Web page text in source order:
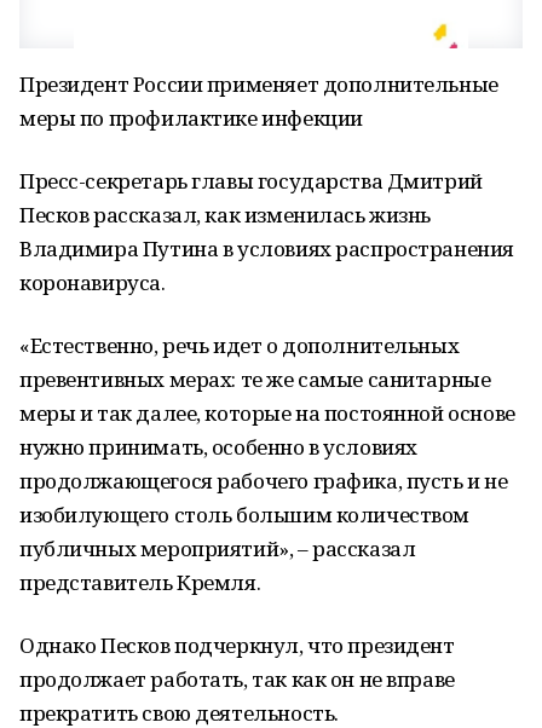
Президент России применяет дополнительные
меры по профилактике инфекции
Пресс-секретарь главы государства Дмитрий
Песков рассказал, как изменилась жизнь
Владимира Путина в условиях распространения
коронавируса.
«Естественно, речь идет о дополнительных
превентивных мерах: те же самые санитарные
меры и так далее, которые на постоянной основе
нужно принимать, особенно в условиях
продолжающегося рабочего графика, пусть и не
изобилующего столь большим количеством
публичных мероприятий», – рассказал
представитель Кремля.
Однако Песков подчеркнул, что президент
продолжает работать, так как он не вправе
прекратить свою деятельность.